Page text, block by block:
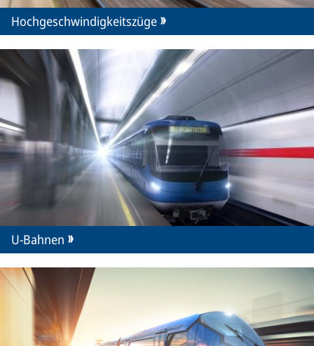
Hochgeschwindigkeitszüge
U-Bahnen